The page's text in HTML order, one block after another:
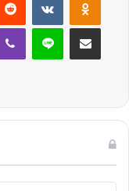
Viber Line E-Posta ile